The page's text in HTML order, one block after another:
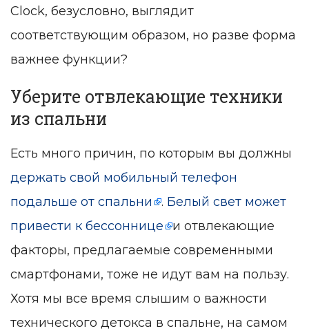
Clock, безусловно, выглядит
соответствующим образом, но разве форма
важнее функции?
Уберите отвлекающие техники
из спальни
Есть много причин, по которым вы должны
держать свой мобильный телефон
подальше от спальни
. Белый свет может
привести к бессоннице
и отвлекающие
факторы, предлагаемые современными
смартфонами, тоже не идут вам на пользу.
Хотя мы все время слышим о важности
технического детокса в спальне, на самом